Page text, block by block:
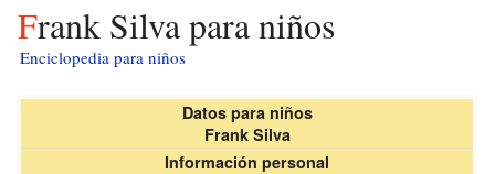
Frank Silva para niños
Enciclopedia para niños
Datos para niños
Frank Silva
Información personal